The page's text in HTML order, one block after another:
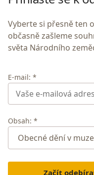
Vyberte si přesně ten
občasně zašleme
světa Národního
E-mail: *
Obsah: *
Začít